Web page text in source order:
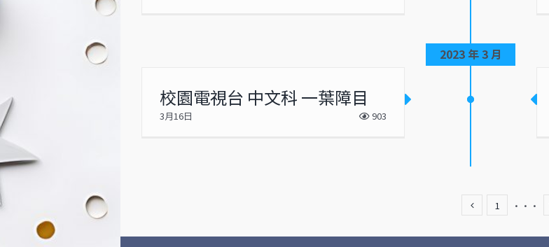
2023 年 3 月
校園電視台 中文科 一葉障目
3月16日 903
1 ···